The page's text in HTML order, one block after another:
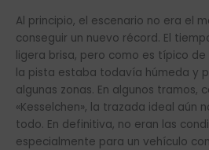
Al principio, el escenario no era el
conseguir un nuevo récord. El
ligera brisa, pero como es típico de
la pista estaba todavía húmeda y
algunas zonas. En algunos tramos,
«Kesselchen», la trazada ideal aún
todo. En definitiva, no eran las
especialmente para un vehículo